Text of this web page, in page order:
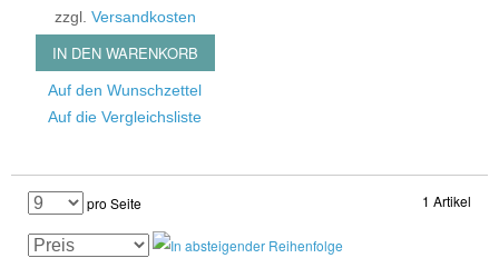
zzgl. Versandkosten
IN DEN WARENKORB
Auf den Wunschzettel
Auf die Vergleichsliste
1 Artikel
pro Seite